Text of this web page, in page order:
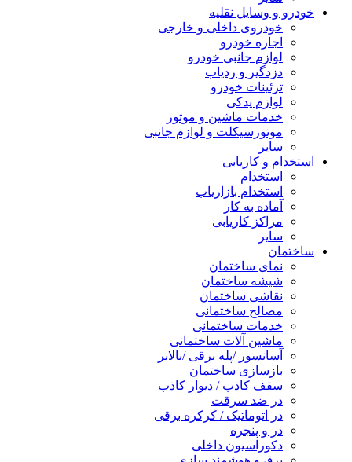
خودرو و وسایل نقلیه
خودروی داخلی و خارجی
اجاره خودرو
لوازم جانبی خودرو
دزدگیر و ردیاب
تزئینات خودرو
لوازم یدکی
خدمات ماشین و موتور
موتورسیکلت و لوازم جانبی
سایر
استخدام و کاریابی
استخدام
استخدام بازاریاب
آماده به کار
مراکز کاریابی
سایر
ساختمان
نمای ساختمان
شیشه ساختمان
نقاشی ساختمان
مصالح ساختمانی
خدمات ساختمانی
ماشین آلات ساختمانی
آسانسور /پله برقی /بالابر
بازسازی ساختمان
سقف کاذب / دیوار کاذب
در ضد سرقت
در اتوماتیک / کرکره برقی
در و پنجره
دکوراسیون داخلی